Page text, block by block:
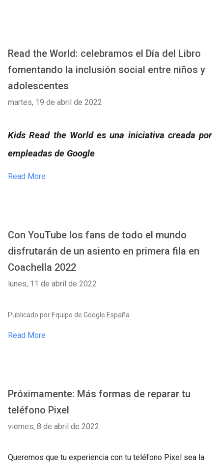
Read the World: celebramos el Día del Libro
fomentando la inclusión social entre niños y
adolescentes
martes, 19 de abril de 2022
Kids Read the World es una iniciativa creada por
empleadas de Google
Read More
Con YouTube los fans de todo el mundo
disfrutarán de un asiento en primera fila en
Coachella 2022
lunes, 11 de abril de 2022
Publicado por Equipo de Google España
Read More
Próximamente: Más formas de reparar tu
teléfono Pixel
viernes, 8 de abril de 2022
Queremos que tu experiencia con tu teléfono Pixel sea la